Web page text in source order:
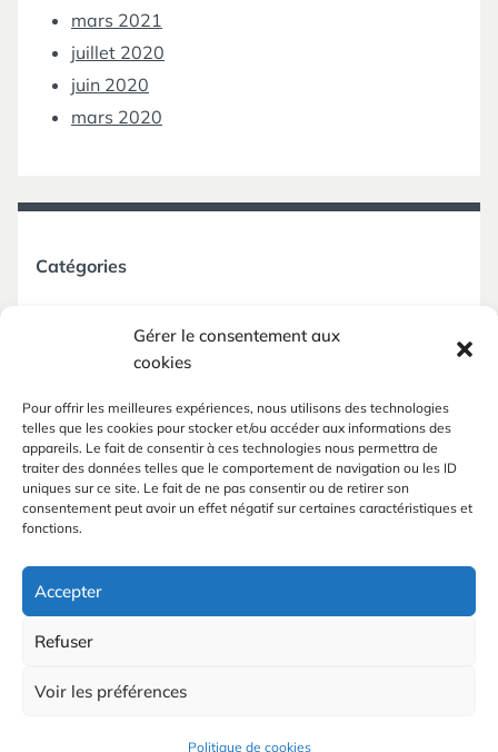
Gérer le consentement aux
cookies
Pour offrir les meilleures expériences, nous utilisons des technologies
telles que les cookies pour stocker et/ou accéder aux informations des
appareils. Le fait de consentir à ces technologies nous permettra de
traiter des données telles que le comportement de navigation ou les ID
uniques sur ce site. Le fait de ne pas consentir ou de retirer son
consentement peut avoir un effet négatif sur certaines caractéristiques et
fonctions.
Accepter
Refuser
Voir les préférences
Politique de cookies
mars 2021
juillet 2020
juin 2020
mars 2020
Catégories
Méta
Connexion
Flux des commentaires
Site de WordPress-FR
Dubroeucq.